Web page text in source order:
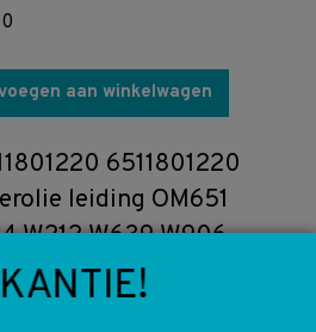
aan winkelwagen
6511801220
leiding OM651
W212 W639 W906